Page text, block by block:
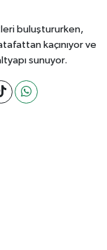
buluştururken,
kaçınıyor ve
sunuyor.